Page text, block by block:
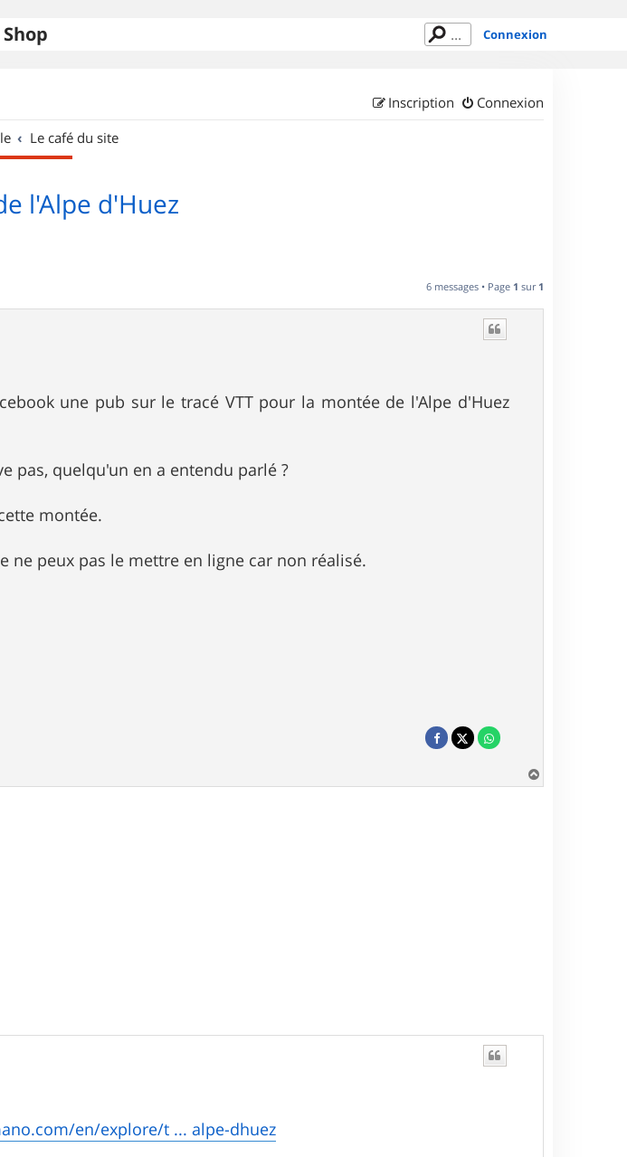
Shop Connexion
Connexion
Inscription
Le café du site
l'Alpe d'Huez
6 messages • Page 1 sur 1
une pub sur le tracé VTT pour la montée de l'Alpe d'Huez
pas, quelqu'un en a entendu parlé ?
montée.
ne peux pas le mettre en ligne car non réalisé.
a
en/explore/t ... alpe-dhuez